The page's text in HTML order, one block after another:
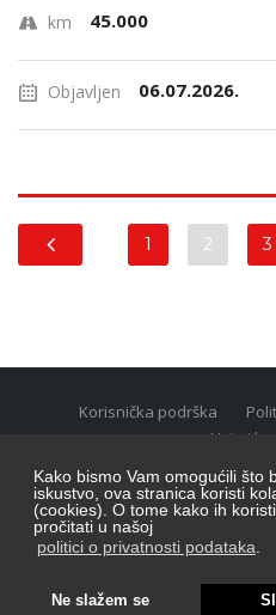
Kako bismo Vam omogućili što
iskustvo, ova stranica koristi
(cookies). O tome kako ih
pročitati u našoj
politici o privatnosti podataka
Ne slažem se
km 45.000
Objavljen 06.07.2026.
1 2 3
Korisnička podrška
Uvjeti
Oglasnik grupacija:posao.hr|
Tečaj za konverziju u EUR valutu: 1 euro